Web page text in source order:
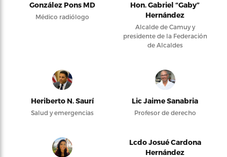
González Pons MD
Médico radiólogo
Hon. Gabriel “Gaby”
Hernández
Alcalde de Camuy y
presidente de la Federación
de Alcaldes
Heriberto N. Saurí
Salud y emergencias
Lic Jaime Sanabria
Profesor de derecho
Lcdo Josué Cardona
Hernández